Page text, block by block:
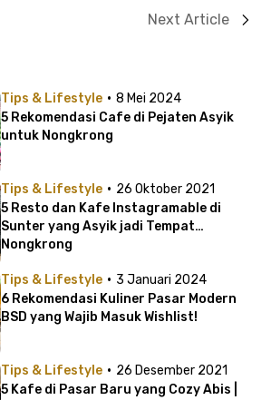
Next Article
Tips & Lifestyle · 8 Mei 2024
5 Rekomendasi Cafe di Pejaten Asyik
untuk Nongkrong
Tips & Lifestyle · 26 Oktober 2021
5 Resto dan Kafe Instagramable di
Sunter yang Asyik jadi Tempat
Nongkrong
Tips & Lifestyle · 3 Januari 2024
6 Rekomendasi Kuliner Pasar Modern
BSD yang Wajib Masuk Wishlist!
Tips & Lifestyle · 26 Desember 2021
5 Kafe di Pasar Baru yang Cozy Abis |